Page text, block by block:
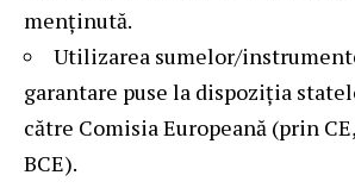
menținută.
Utilizarea sumelor/
garantare puse la dispoziţia
către Comisia Europeană (prin
BCE).